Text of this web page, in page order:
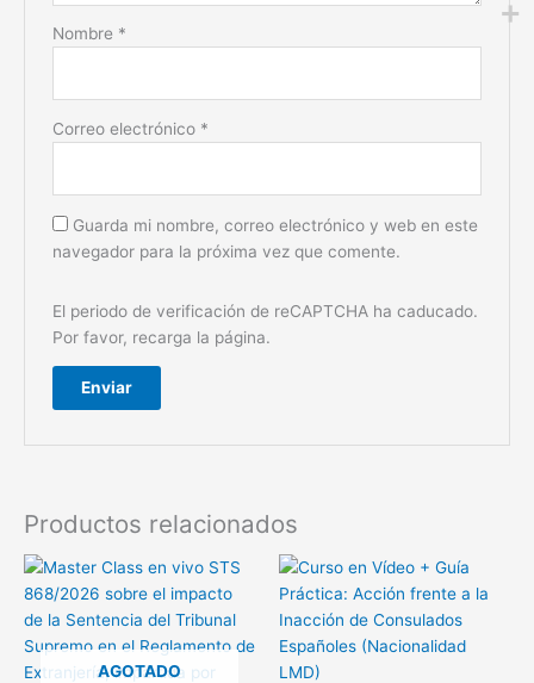
Nombre *
Correo electrónico *
Guarda mi nombre, correo electrónico y web en este
navegador para la próxima vez que comente.
El periodo de verificación de reCAPTCHA ha caducado.
Por favor, recarga la página.
Productos relacionados
AGOTADO